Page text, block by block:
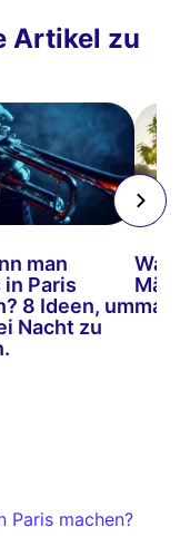
Artikel zu
man
Paris
8 Ideen, um
Nacht zu
Was
März
Paris machen?